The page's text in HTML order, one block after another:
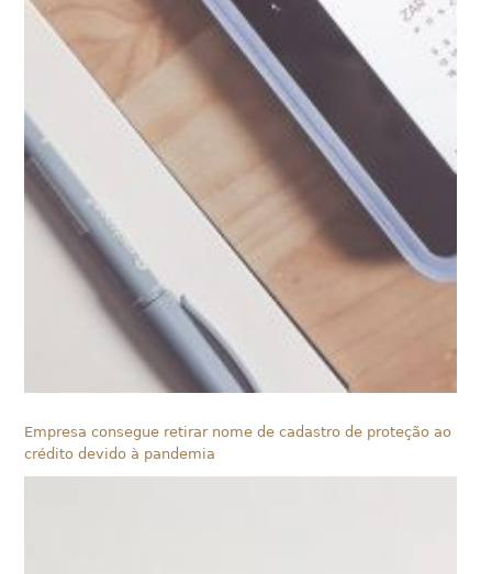
Empresa consegue retirar nome de cadastro de proteção ao
crédito devido à pandemia